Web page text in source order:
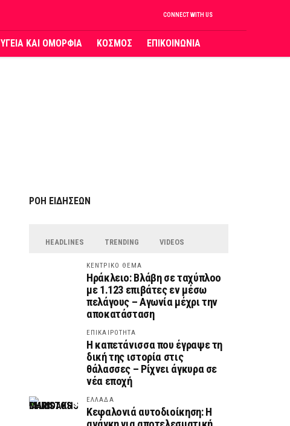
CONNECT WITH US
ΥΓΕΙΑ ΚΑΙ ΟΜΟΡΦΙΑ ΚΟΣΜΟΣ ΕΠΙΚΟΙΝΩΝΙΑ
ΡΟΗ ΕΙΔΗΣΕΩΝ
HEADLINES TRENDING VIDEOS
ΚΕΝΤΡΙΚΟ ΘΕΜΑ
Ηράκλειο: Βλάβη σε ταχύπλοο
με 1.123 επιβάτες εν μέσω
πελάγους – Αγωνία μέχρι την
αποκατάσταση
ΕΠΙΚΑΙΡΟΤΗΤΑ
Η καπετάνισσα που έγραψε τη
δική της ιστορία στις
θάλασσες – Ρίχνει άγκυρα σε
νέα εποχή
ΕΛΛΑΔΑ
Κεφαλονιά αυτοδιοίκηση: Η